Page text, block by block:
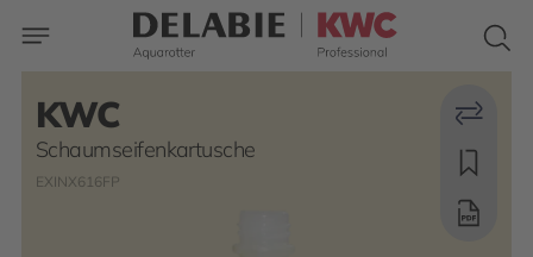
KWC
Schaumseifenkartusche
EXINX616FP